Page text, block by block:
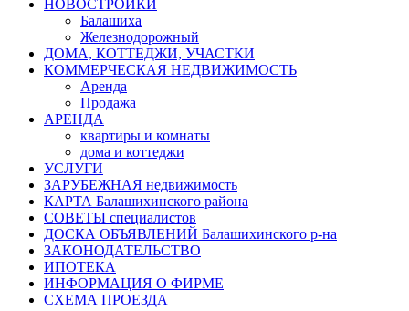
НОВОСТРОЙКИ
Балашиха
Железнодорожный
ДОМА, КОТТЕДЖИ, УЧАСТКИ
КОММЕРЧЕСКАЯ НЕДВИЖИМОСТЬ
Аренда
Продажа
АРЕНДА
квартиры и комнаты
дома и коттеджи
УСЛУГИ
ЗАРУБЕЖНАЯ недвижимость
КАРТА Балашихинского района
СОВЕТЫ специалистов
ДОСКА ОБЪЯВЛЕНИЙ Балашихинского р-на
ЗАКОНОДАТЕЛЬСТВО
ИПОТЕКА
ИНФОРМАЦИЯ О ФИРМЕ
СХЕМА ПРОЕЗДА